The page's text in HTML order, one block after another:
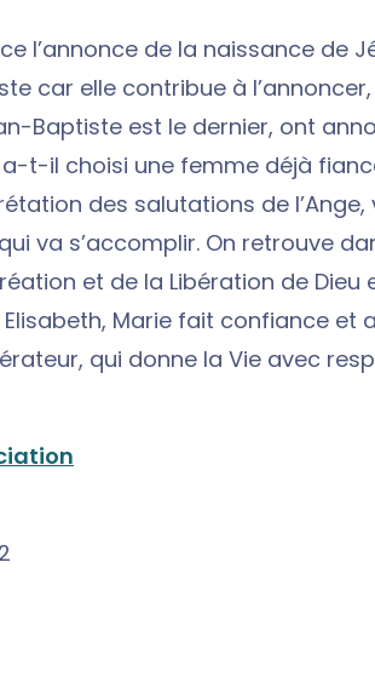
l’annonce de la naissance de
car elle contribue à l’annoncer,
Baptiste est le dernier, ont
t-il choisi une femme déjà
des salutations de l’Ange,
va s’accomplir. On retrouve
et de la Libération de Dieu
Marie fait confiance et
qui donne la Vie avec